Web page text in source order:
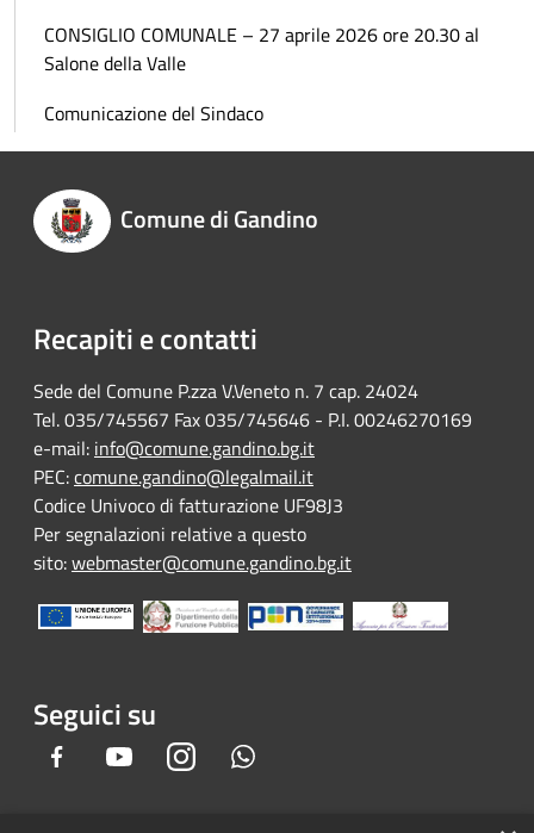
CONSIGLIO COMUNALE – 27 aprile 2026 ore 20.30 al
Salone della Valle
Comunicazione del Sindaco
Comune di Gandino
Recapiti e contatti
Sede del Comune P.zza V.Veneto n. 7 cap. 24024
Tel. 035/745567 Fax 035/745646 - P.I. 00246270169
e-mail: info@comune.gandino.bg.it
PEC:comune.gandino@legalmail.it
Codice Univoco di fatturazione UF98J3
Per segnalazioni relative a questo
sito:webmaster@comune.gandino.bg.it
Seguici su
Facebook YoutubeInstagram